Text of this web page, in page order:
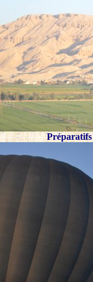
Préparatifs